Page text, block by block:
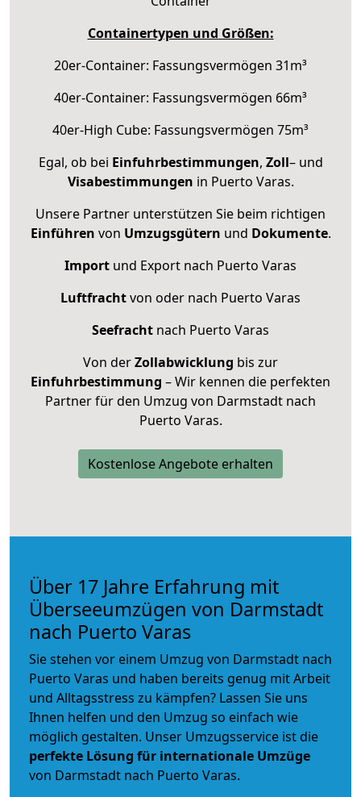
Containertypen und Größen:
20er-Container: Fassungsvermögen 31m³
40er-Container: Fassungsvermögen 66m³
40er-High Cube: Fassungsvermögen 75m³
Egal, ob bei Einfuhrbestimmungen, Zoll– und
Visabestimmungen in Puerto Varas.
Unsere Partner unterstützen Sie beim richtigen
Einführen von Umzugsgütern und Dokumente.
Import und Export nach Puerto Varas
Luftfrachtvon oder nach Puerto Varas
Seefracht nach Puerto Varas
Von derZollabwicklung bis zur
Einfuhrbestimmung – Wir kennen die perfekten
Partner für den Umzug von Darmstadt nach
Puerto Varas.
Kostenlose Angebote erhalten
Über 17 Jahre Erfahrung mit
Überseeumzügen von Darmstadt
nach Puerto Varas
Sie stehen vor einem Umzug von Darmstadt nach
Puerto Varas und haben bereits genug mit Arbeit
und Alltagsstress zu kämpfen? Lassen Sie uns
Ihnen helfen und den Umzug so einfach wie
möglich gestalten. Unser Umzugsservice ist die
perfekte Lösung für internationale Umzüge
von Darmstadt nach Puerto Varas.